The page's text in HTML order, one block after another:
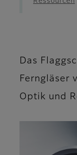
Das
Ferngläser
Optik und